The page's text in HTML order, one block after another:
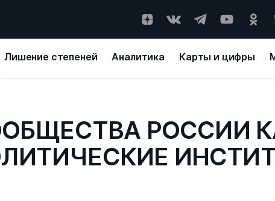
Лишение степеней Аналитика Карты и цифры
РОССИИ